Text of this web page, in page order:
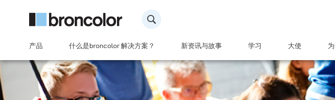
产品 什么是broncolor 解决方案？ 新资讯与故事 学习 大使